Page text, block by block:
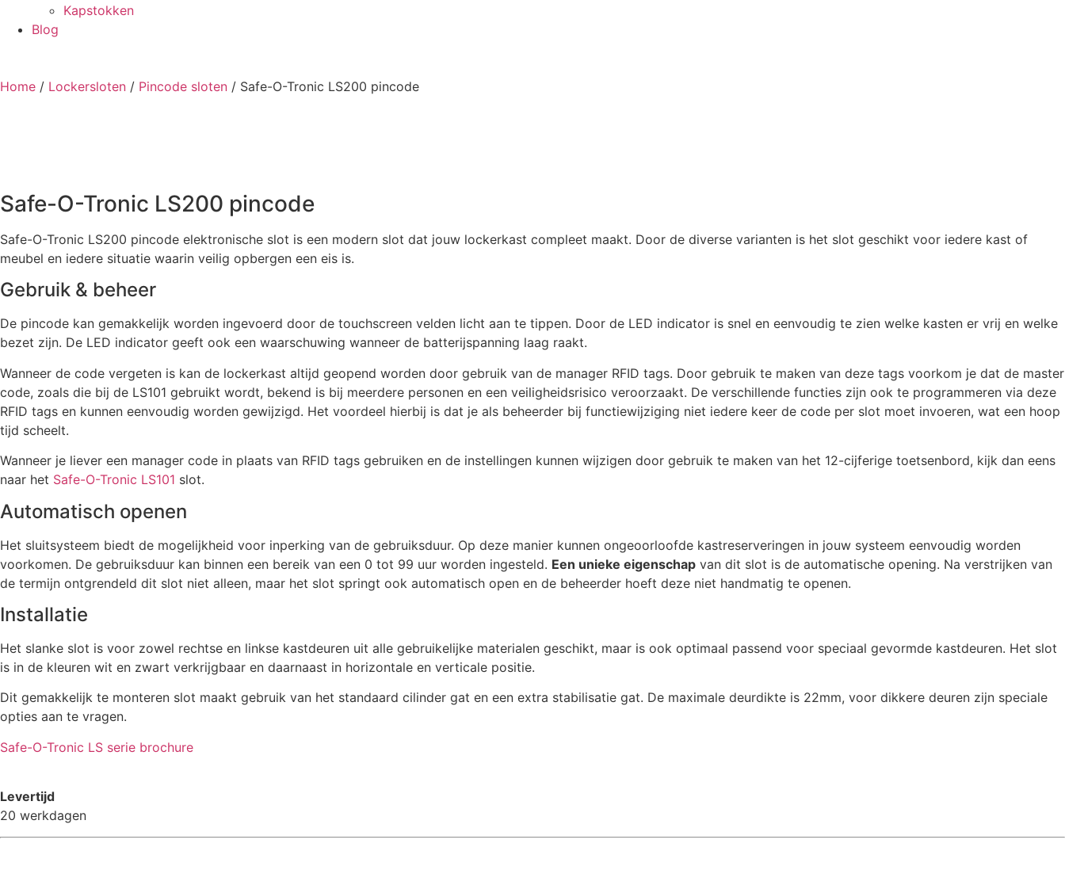
Kapstokken
Blog
Home / Lockersloten / Pincode sloten / Safe-O-Tronic LS200 pincode
Safe-O-Tronic LS200 pincode
Safe-O-Tronic LS200 pincode elektronische slot is een modern slot dat jouw lockerkast compleet maakt. Door de diverse varianten is het slot geschikt voor iedere kast of
meubel en iedere situatie waarin veilig opbergen een eis is.
Gebruik & beheer
De pincode kan gemakkelijk worden ingevoerd door de touchscreen velden licht aan te tippen. Door de LED indicator is snel en eenvoudig te zien welke kasten er vrij en welke
bezet zijn. De LED indicator geeft ook een waarschuwing wanneer de batterijspanning laag raakt.
Wanneer de code vergeten is kan de lockerkast altijd geopend worden door gebruik van de manager RFID tags. Door gebruik te maken van deze tags voorkom je dat de master
code, zoals die bij de LS101 gebruikt wordt, bekend is bij meerdere personen en een veiligheidsrisico veroorzaakt. De verschillende functies zijn ook te programmeren via deze
RFID tags en kunnen eenvoudig worden gewijzigd. Het voordeel hierbij is dat je als beheerder bij functiewijziging niet iedere keer de code per slot moet invoeren, wat een hoop
tijd scheelt.
Wanneer je liever een manager code in plaats van RFID tags gebruiken en de instellingen kunnen wijzigen door gebruik te maken van het 12-cijferige toetsenbord, kijk dan eens
naar het Safe-O-Tronic LS101 slot.
Automatisch openen
Het sluitsysteem biedt de mogelijkheid voor inperking van de gebruiksduur. Op deze manier kunnen ongeoorloofde kastreserveringen in jouw systeem eenvoudig worden
voorkomen. De gebruiksduur kan binnen een bereik van een 0 tot 99 uur worden ingesteld. Een unieke eigenschap van dit slot is de automatische opening. Na verstrijken van
de termijn ontgrendeld dit slot niet alleen, maar het slot springt ook automatisch open en de beheerder hoeft deze niet handmatig te openen.
Installatie
Het slanke slot is voor zowel rechtse en linkse kastdeuren uit alle gebruikelijke materialen geschikt, maar is ook optimaal passend voor speciaal gevormde kastdeuren. Het slot
is in de kleuren wit en zwart verkrijgbaar en daarnaast in horizontale en verticale positie.
Dit gemakkelijk te monteren slot maakt gebruik van het standaard cilinder gat en een extra stabilisatie gat. De maximale deurdikte is 22mm, voor dikkere deuren zijn speciale
opties aan te vragen.
Safe-O-Tronic LS serie brochure
Levertijd
20 werkdagen